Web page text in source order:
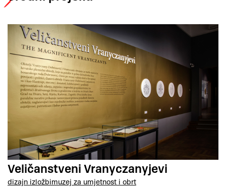
Veličanstveni Vranyczanyjevi
dizajn izložbimuzej za umjetnost i obrt